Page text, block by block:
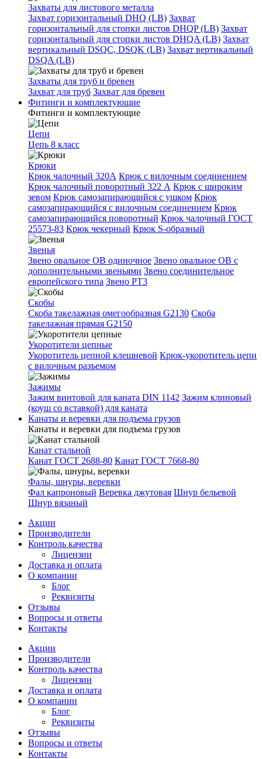
Захваты для листового металла
Захват горизонтальный DHQ (LB) Захват
горизонтальный для стопки листов DHQP (LB) Захват
горизонтальный для стопки листов DHQA (LB) Захват
вертикальный DSQC, DSQK (LB) Захват вертикальный
DSQA (LB)
Захваты для труб и бревен
Захват для труб Захват для бревен
Фитинги и комплектующие
Фитинги и комплектующие
Цепи
Цепь 8 класс
Крюки
Крюк чалочный 320А Крюк с вилочным соединением
Крюк чалочный поворотный 322 А Крюк с широким
зевом Крюк самозапирающийся с ушком Крюк
самозапирающийся с вилочным соединением Крюк
самозапирающийся поворотный Крюк чалочный ГОСТ
25573-83 Крюк чекерный Крюк S-образный
Звенья
Звено овальное OB одиночное Звено овальное ОВ с
дополнительными звеньями Звено соединительное
европейского типа Звено РТ3
Скобы
Скоба такелажная омегообразная G2130 Скоба
такелажная прямая G2150
Укоротители цепные
Укоротитель цепной клешневой Крюк-укоротитель цепи
с вилочным разъемом
Зажимы
Зажим винтовой для каната DIN 1142 Зажим клиновый
(коуш со вставкой) для каната
Канаты и веревки для подъема грузов
Канаты и веревки для подъема грузов
Канат стальной
Канат ГОСТ 2688-80 Канат ГОСТ 7668-80
Фалы, шнуры, веревки
Фал капроновый Веревка джутовая Шнур бельевой
Шнур вязаный
Акции
Производители
Контроль качества
Лицензии
Доставка и оплата
О компании
Блог
Реквизиты
Отзывы
Вопросы и ответы
Контакты
Акции
Производители
Контроль качества
Лицензии
Доставка и оплата
О компании
Блог
Реквизиты
Отзывы
Вопросы и ответы
Контакты